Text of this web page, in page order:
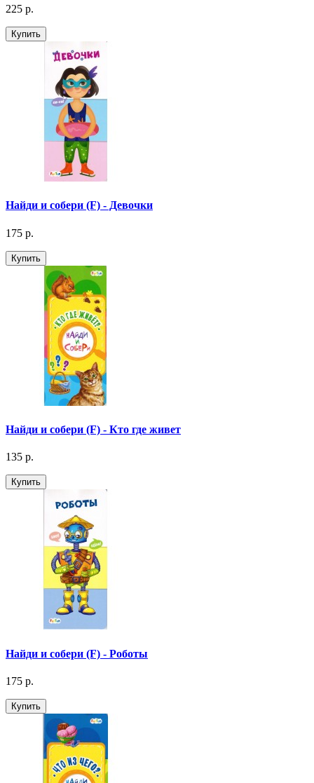
225 р.
Купить
Найди и собери (F) - Девочки
175 р.
Купить
Найди и собери (F) - Кто где живет
135 р.
Купить
Найди и собери (F) - Роботы
175 р.
Купить